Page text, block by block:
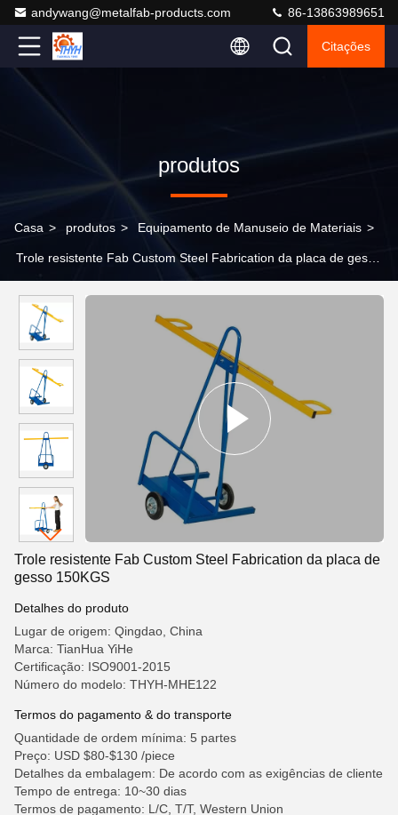
andywang@metalfab-products.com 86-13863989651
Citações
produtos
Casa > produtos > Equipamento de Manuseio de Materiais >
Trole resistente Fab Custom Steel Fabrication da placa de gesso
Trole resistente Fab Custom Steel Fabrication da placa de
gesso 150KGS
Detalhes do produto
Lugar de origem: Qingdao, China
Marca: TianHua YiHe
Certificação: ISO9001-2015
Número do modelo: THYH-MHE122
Termos do pagamento & do transporte
Quantidade de ordem mínima: 5 partes
Preço: USD $80-$130 /piece
Detalhes da embalagem: De acordo com as exigências de cliente
Tempo de entrega: 10~30 dias
Termos de pagamento: L/C, T/T, Western Union